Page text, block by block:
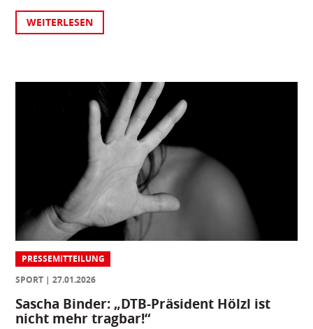
WEITERLESEN
PRESSEMITTEILUNG
SPORT
27.01.2026
Sascha Binder: „DTB-Präsident Hölzl ist
nicht mehr tragbar!“